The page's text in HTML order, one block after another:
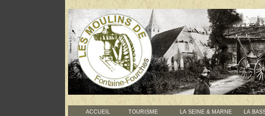
ACCUEIL TOURISME LA SEINE & MARNE LA